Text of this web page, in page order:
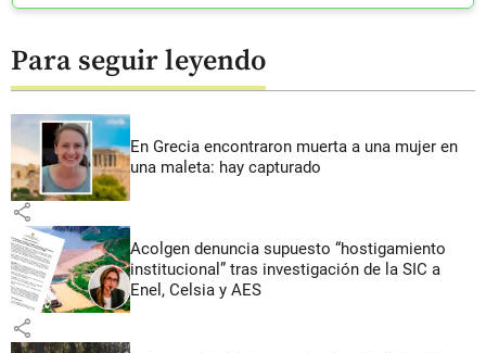
Para seguir leyendo
En Grecia encontraron muerta a una mujer en
una maleta: hay capturado
share
Acolgen denuncia supuesto “hostigamiento
institucional” tras investigación de la SIC a
Enel, Celsia y AES
share